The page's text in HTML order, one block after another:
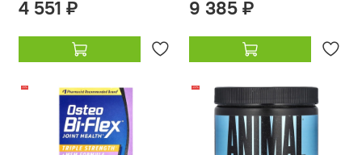
4 551 ₽ 9 385 ₽
-13% -22%